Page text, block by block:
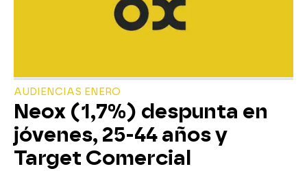
AUDIENCIAS ENERO
Neox (1,7%) despunta en
jóvenes, 25-44 años y
Target Comercial